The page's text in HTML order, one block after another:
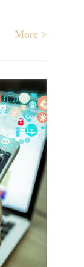
More >